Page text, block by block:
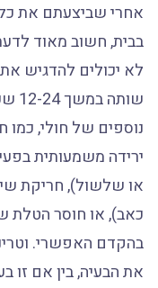
אחרי שביצעתם את כל
בבית, חשוב מאוד
לא יכולים להדגיש
נוספים של חולי, כמו
ירידה משמעותית
או שלשול), חריקת
כאב), או חוסר הטלת
בהקדם האפשרי.
את הבעיה, בין אם זו